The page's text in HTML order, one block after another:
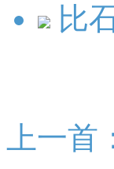
比
上一首